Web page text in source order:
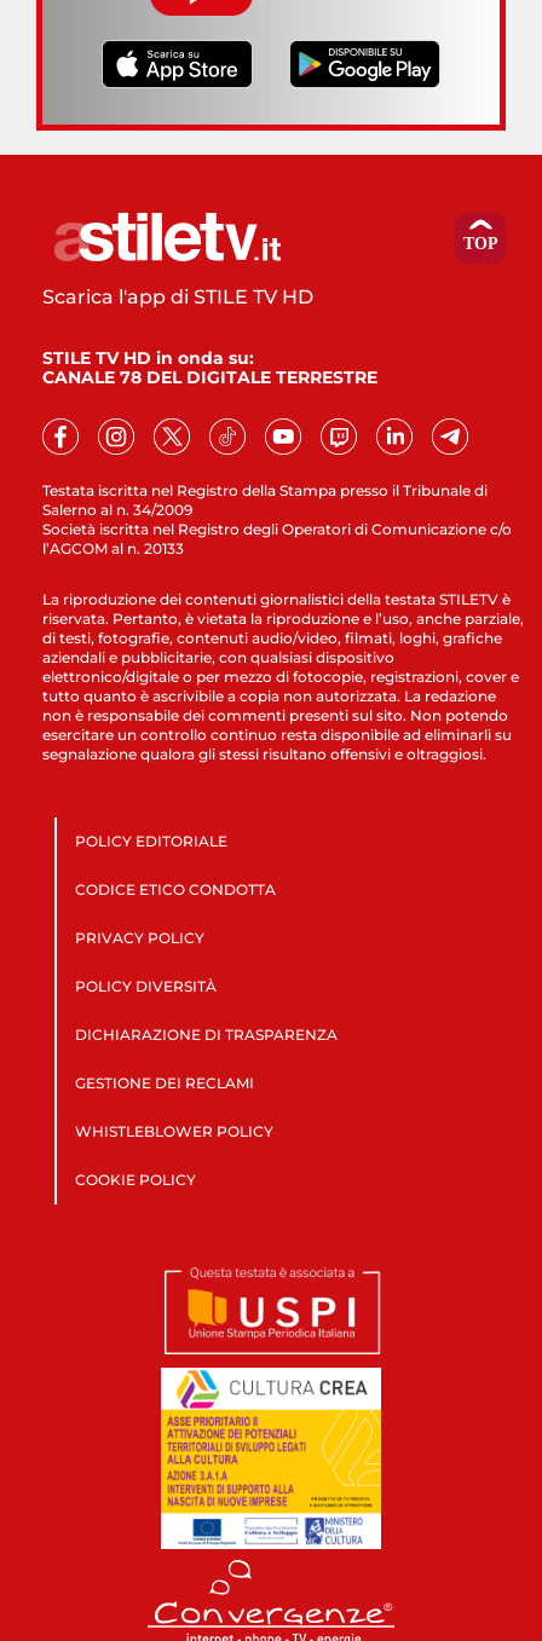
Testata iscritta nel Registro della Stampa presso il Tribunale di
Salerno al n. 34/2009
Società iscritta nel Registro degli Operatori di Comunicazione c/o
l’AGCOM al n. 20133
Scarica l'app di STILE TV HD
STILE TV HD in onda su:
CANALE 78 DEL DIGITALE TERRESTRE
La riproduzione dei contenuti giornalistici della testata STILETV è
riservata. Pertanto, è vietata la riproduzione e l’uso, anche parziale,
di testi, fotografie, contenuti audio/video, filmati, loghi, grafiche
aziendali e pubblicitarie, con qualsiasi dispositivo
elettronico/digitale o per mezzo di fotocopie, registrazioni, cover e
tutto quanto è ascrivibile a copia non autorizzata. La redazione
non è responsabile dei commenti presenti sul sito. Non potendo
esercitare un controllo continuo resta disponibile ad eliminarli su
segnalazione qualora gli stessi risultano offensivi e oltraggiosi.
POLICY EDITORIALE
CODICE ETICO CONDOTTA
PRIVACY POLICY
POLICY DIVERSITÀ
DICHIARAZIONE DI TRASPARENZA
GESTIONE DEI RECLAMI
WHISTLEBLOWER POLICY
COOKIE POLICY